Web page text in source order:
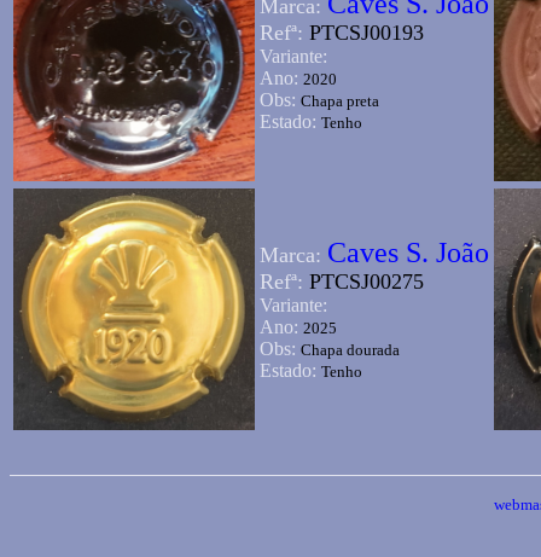
Marca:
Refª: PTCSJ00193
Variante:
Ano: 2020
Obs: Chapa preta
Estado: Tenho
Marca: Caves S. João
Refª: PTCSJ00275
Variante:
Ano: 2025
Obs: Chapa dourada
Estado: Tenho